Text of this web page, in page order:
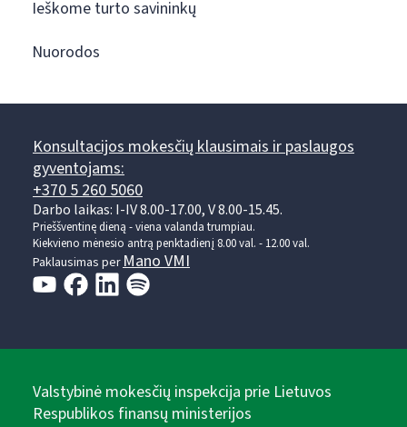
Ieškome turto savininkų
Nuorodos
Konsultacijos mokesčių klausimais ir paslaugos
gyventojams:
+370 5 260 5060
Darbo laikas: I-IV 8.00-17.00, V 8.00-15.45.
Prieššventinę dieną - viena valanda trumpiau.
Kiekvieno mėnesio antrą penktadienį 8.00 val. - 12.00 val.
Paklausimas perMano VMI
Valstybinė mokesčių inspekcija prie Lietuvos
Respublikos finansų ministerijos